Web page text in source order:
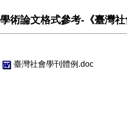
學術論文格式參考-《臺灣
臺灣社會學刊體例.doc